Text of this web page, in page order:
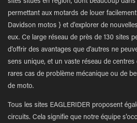
sites situés en région, dont beaucoup
permettant aux motards de louer
Davidson motos } et d'explorer de
eux. Ce large réseau de près de 130 sites
d'offrir des avantages que d'autres ne
sens unique, et un vaste réseau de centres
rares cas de problème mécanique ou de
de moto.
Tous les sites EAGLERIDER proposent
circuits. Cela signifie que notre équipe